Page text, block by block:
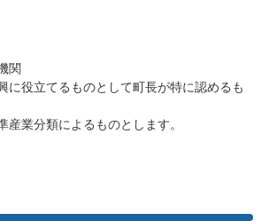
関
に役立てるものとして町長が特に認めるも
産業分類によるものとします。